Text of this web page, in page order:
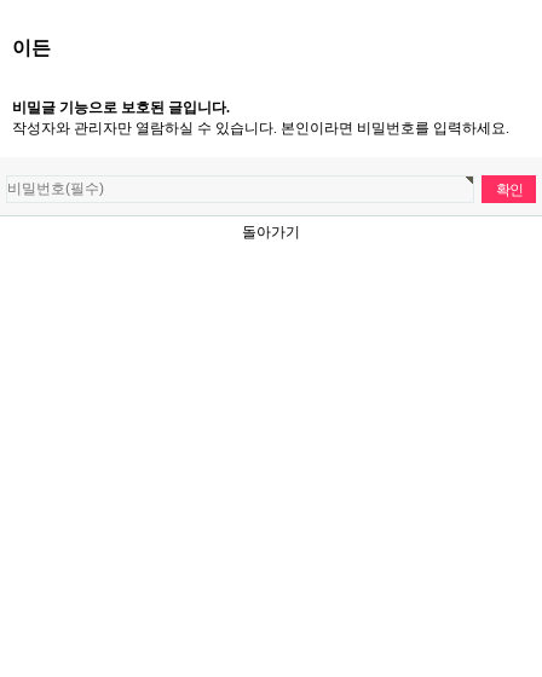
이든
비밀글 기능으로 보호된 글입니다.
작성자와 관리자만 열람하실 수 있습니다. 본인이라면 비밀번호를 입력하세요.
돌아가기